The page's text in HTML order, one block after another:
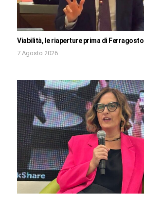
Viabilità, le riaperture prima di Ferragosto
7 Agosto 2026